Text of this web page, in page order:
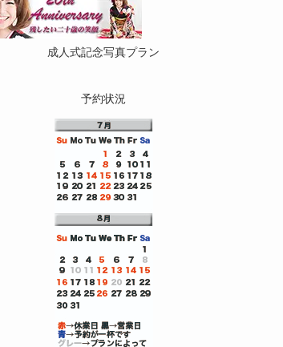
成人式記念写真プラン
予約状況